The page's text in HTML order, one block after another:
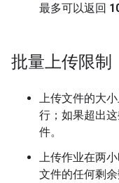
最多可以返回
批量上传限制
上传文件的大
行；如果超出
件。
上传作业在两
文件的任何剩余